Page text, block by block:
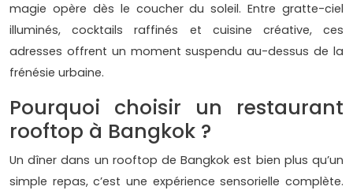
magie opère dès le coucher du soleil. Entre gratte-ciel
illuminés, cocktails raffinés et cuisine créative, ces
adresses offrent un moment suspendu au-dessus de la
frénésie urbaine.
Pourquoi choisir un restaurant
rooftop à Bangkok ?
Un dîner dans un rooftop de Bangkok est bien plus qu’un
simple repas, c’est une expérience sensorielle complète.